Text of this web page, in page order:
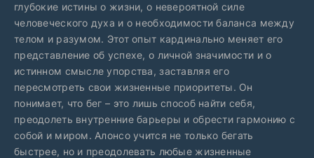
глубокие истины о жизни, о невероятной силе
человеческого духа и о необходимости баланса между
телом и разумом. Этот опыт кардинально меняет его
представление об успехе, о личной значимости и о
истинном смысле упорства, заставляя его
пересмотреть свои жизненные приоритеты. Он
понимает, что бег – это лишь способ найти себя,
преодолеть внутренние барьеры и обрести гармонию с
собой и миром. Алонсо учится не только бегать
быстрее, но и преодолевать любые жизненные